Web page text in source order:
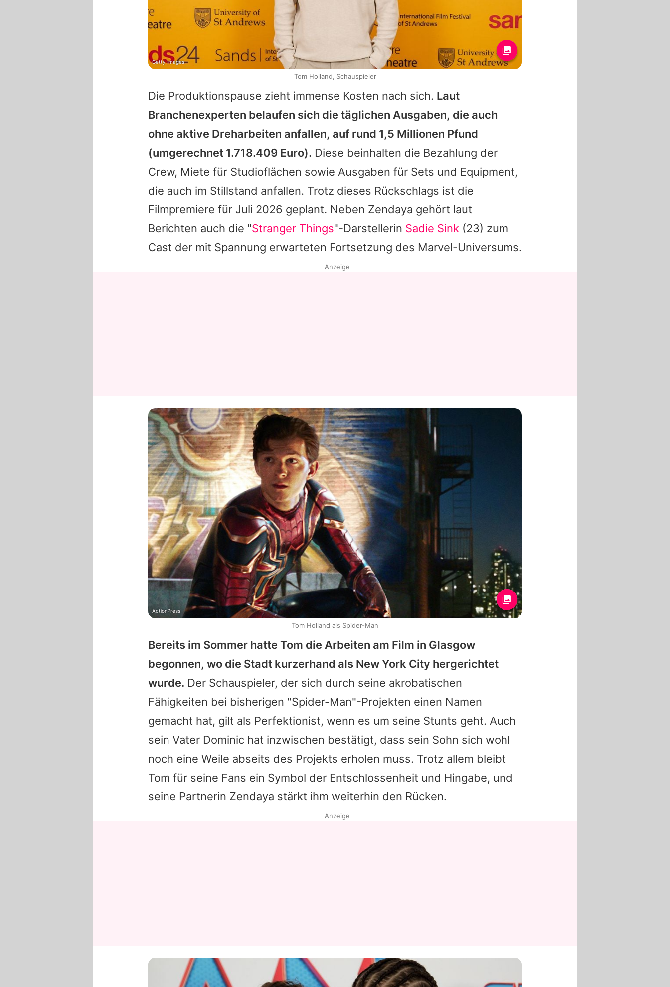
Die Produktionspause zieht immense Kosten nach sich. Laut
Branchenexperten belaufen sich die täglichen Ausgaben, die auch
ohne aktive Dreharbeiten anfallen, auf rund 1,5 Millionen Pfund
(umgerechnet 1.718.409 Euro). Diese beinhalten die Bezahlung der
Crew, Miete für Studioflächen sowie Ausgaben für Sets und Equipment,
die auch im Stillstand anfallen. Trotz dieses Rückschlags ist die
Filmpremiere für Juli 2026 geplant. Neben Zendaya gehört laut
Berichten auch die "Stranger Things"-Darstellerin Sadie Sink (23) zum
Cast der mit Spannung erwarteten Fortsetzung des Marvel-Universums.
Bereits im Sommer hatte Tom die Arbeiten am Film in Glasgow
begonnen, wo die Stadt kurzerhand als New York City hergerichtet
wurde. Der Schauspieler, der sich durch seine akrobatischen
Fähigkeiten bei bisherigen "Spider-Man"-Projekten einen Namen
gemacht hat, gilt als Perfektionist, wenn es um seine Stunts geht. Auch
sein Vater Dominic hat inzwischen bestätigt, dass sein Sohn sich wohl
noch eine Weile abseits des Projekts erholen muss. Trotz allem bleibt
Tom für seine Fans ein Symbol der Entschlossenheit und Hingabe, und
seine Partnerin Zendaya stärkt ihm weiterhin den Rücken.
Getty Images
Tom Holland, Schauspieler
Anzeige
ActionPress
Tom Holland als Spider-Man
Anzeige